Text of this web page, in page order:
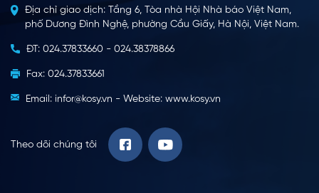
Địa chỉ giao dịch: Tầng 6, Tòa nhà Hội Nhà báo Việt Nam,
phố Dương Đình Nghệ, phường Cầu Giấy, Hà Nội, Việt Nam.
ĐT: 024.37833660 - 024.38378866
Fax: 024.37833661
Email: infor@kosy.vn - Website: www.kosy.vn
Theo dõi chúng tôi